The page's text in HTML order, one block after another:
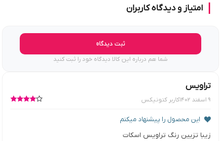
امتیاز و دیدگاه کاربران
ثبت دیدگاه
شما هم درباره این کالا دیدگاه خود را ثبت کنید
تراویس
۹ اسفند ۱۴۰۲ کاربر کتونیکس
این محصول را پیشنهاد میکنم
زیبا تزیین رنگ تراویس اسکات